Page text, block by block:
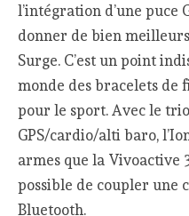
l’intégration d’une puce
donner de bien
Surge. C’est un point
monde des bracelets de
pour le sport. Avec le
GPS/cardio/alti baro,
armes que la Vivoactive
possible de coupler une
Bluetooth.